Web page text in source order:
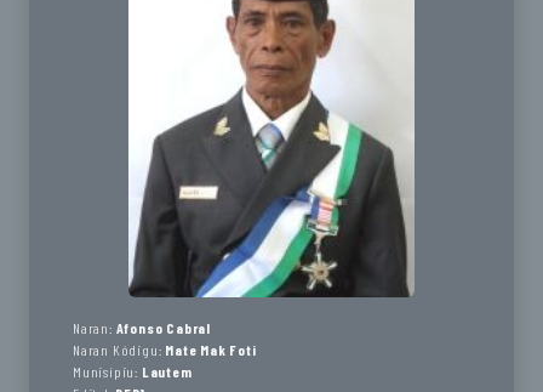
Naran: Afonso Cabral
Naran Kódigu: Mate Mak Foti
Munisípiu: Lautem